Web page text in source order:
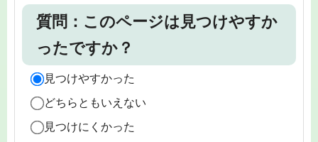
質問：このページは見つけやすか
ったですか？
見つけやすかった
どちらともいえない
見つけにくかった